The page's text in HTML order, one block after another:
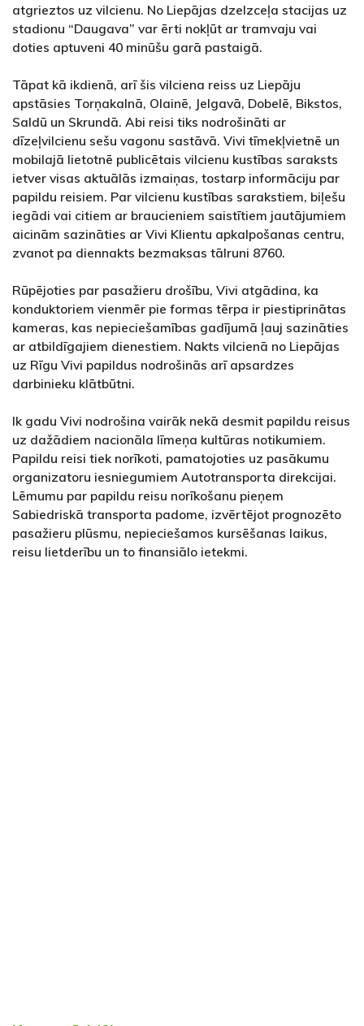
atgrieztos uz vilcienu. No Liepājas dzelzceļa stacijas uz
stadionu “Daugava” var ērti nokļūt ar tramvaju vai
doties aptuveni 40 minūšu garā pastaigā.
Tāpat kā ikdienā, arī šis vilciena reiss uz Liepāju
apstāsies Torņakalnā, Olainē, Jelgavā, Dobelē, Bikstos,
Saldū un Skrundā. Abi reisi tiks nodrošināti ar
dīzeļvilcienu sešu vagonu sastāvā. Vivi tīmekļvietnē un
mobilajā lietotnē publicētais vilcienu kustības saraksts
ietver visas aktuālās izmaiņas, tostarp informāciju par
papildu reisiem. Par vilcienu kustības sarakstiem, biļešu
iegādi vai citiem ar braucieniem saistītiem jautājumiem
aicinām sazināties ar Vivi Klientu apkalpošanas centru,
zvanot pa diennakts bezmaksas tālruni 8760.
Rūpējoties par pasažieru drošību, Vivi atgādina, ka
konduktoriem vienmēr pie formas tērpa ir piestiprinātas
kameras, kas nepieciešamības gadījumā ļauj sazināties
ar atbildīgajiem dienestiem. Nakts vilcienā no Liepājas
uz Rīgu Vivi papildus nodrošinās arī apsardzes
darbinieku klātbūtni.
Ik gadu Vivi nodrošina vairāk nekā desmit papildu reisus
uz dažādiem nacionāla līmeņa kultūras notikumiem.
Papildu reisi tiek norīkoti, pamatojoties uz pasākumu
organizatoru iesniegumiem Autotransporta direkcijai.
Lēmumu par papildu reisu norīkošanu pieņem
Sabiedriskā transporta padome, izvērtējot prognozēto
pasažieru plūsmu, nepieciešamos kursēšanas laikus,
reisu lietderību un to finansiālo ietekmi.